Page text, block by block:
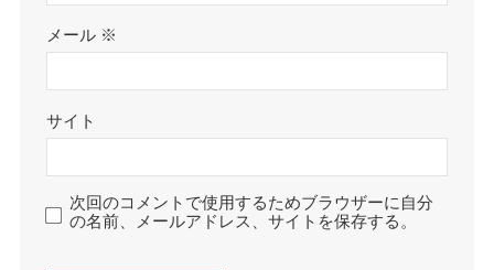
メール ※
サイト
次回のコメントで使用するためブラウザーに自分
の名前、メールアドレス、サイトを保存する。